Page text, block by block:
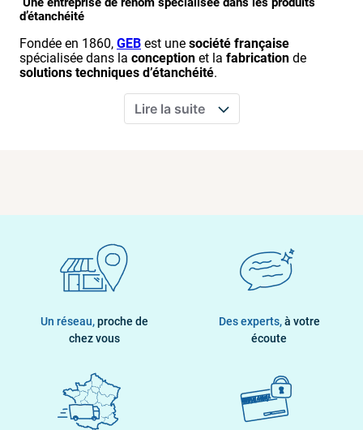
d’étanchéité
Fondée en 1860, GEB est une société française
spécialisée dans la conception et la fabrication de
solutions techniques d’étanchéité.
Lire la suite
Un réseau,proche de
chez vous
Des experts,à votre
écoute